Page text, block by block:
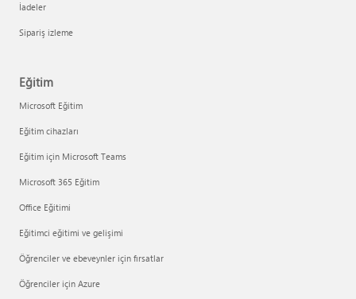
İadeler
Sipariş izleme
Eğitim
Microsoft Eğitim
Eğitim cihazları
Eğitim için Microsoft Teams
Microsoft 365 Eğitim
Office Eğitimi
Eğitimci eğitimi ve gelişimi
Öğrenciler ve ebeveynler için fırsatlar
Öğrenciler için Azure